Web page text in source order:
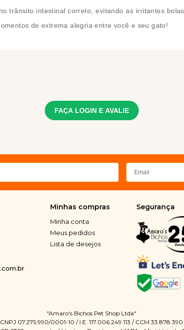
trânsito intestinal correto, evitando as irritantes
de extrema alegria entre você e seu gato!
FAÇA LOGIN E AVALIE
Minhas compras
Minha conta
Meus pedidos
Lista de desejos
Segurança
"Amaro's Bichos Pet Shop Ltda"
CNPJ 07.275.990/0001-10 / I.E. 117.006.249.113 / CCM 33.878.390